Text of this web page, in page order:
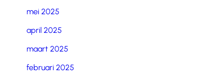
mei 2025
april 2025
maart 2025
februari 2025